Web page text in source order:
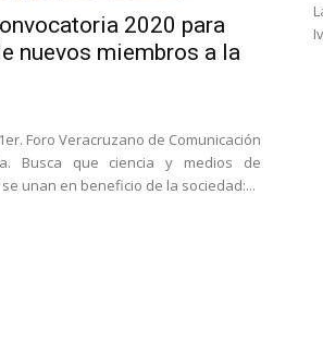
2020 para
nuevos miembros a la
Foro Veracruzano de Comunicación
Busca que ciencia y medios de
unan en beneficio de la sociedad:...